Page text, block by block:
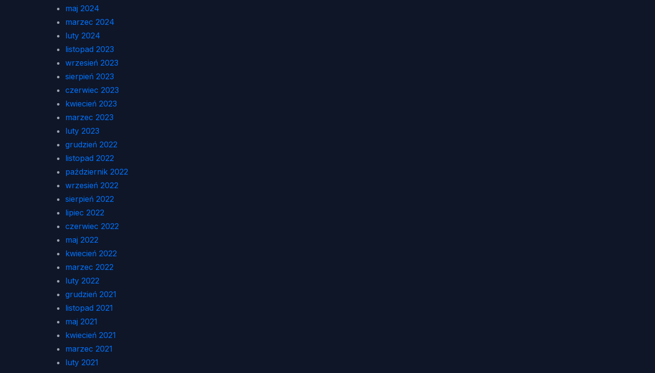
maj 2024
marzec 2024
luty 2024
listopad 2023
wrzesień 2023
sierpień 2023
czerwiec 2023
kwiecień 2023
marzec 2023
luty 2023
grudzień 2022
listopad 2022
październik 2022
wrzesień 2022
sierpień 2022
lipiec 2022
czerwiec 2022
maj 2022
kwiecień 2022
marzec 2022
luty 2022
grudzień 2021
listopad 2021
maj 2021
kwiecień 2021
marzec 2021
luty 2021